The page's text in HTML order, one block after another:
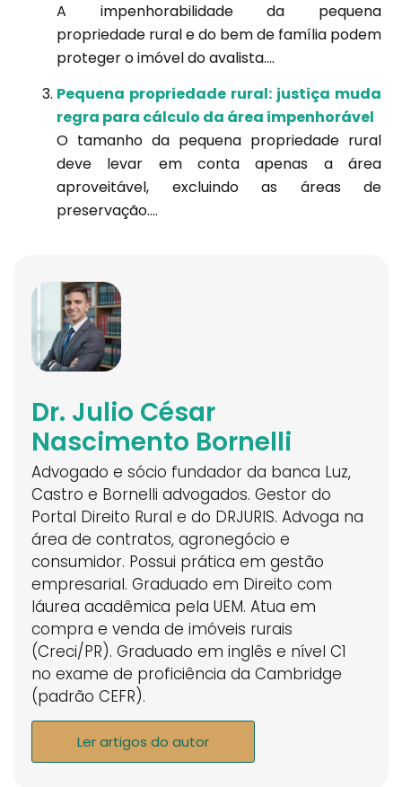
A impenhorabilidade da pequena
propriedade rural e do bem de família podem
proteger o imóvel do avalista....
Pequena propriedade rural: justiça muda
regra para cálculo da área impenhorável
O tamanho da pequena propriedade rural
deve levar em conta apenas a área
aproveitável, excluindo as áreas de
preservação....
Dr. Julio César
Nascimento Bornelli
Advogado e sócio fundador da banca Luz,
Castro e Bornelli advogados. Gestor do
Portal Direito Rural e do DRJURIS. Advoga na
área de contratos, agronegócio e
consumidor. Possui prática em gestão
empresarial. Graduado em Direito com
láurea acadêmica pela UEM. Atua em
compra e venda de imóveis rurais
(Creci/PR). Graduado em inglês e nível C1
no exame de proficiência da Cambridge
(padrão CEFR).
Ler artigos do autor